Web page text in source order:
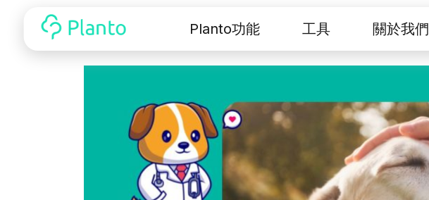
Planto功能 工具 關於我們